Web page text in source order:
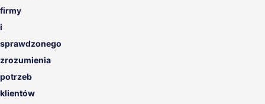
firmy
i
sprawdzonego
zrozumienia
potrzeb
klientów